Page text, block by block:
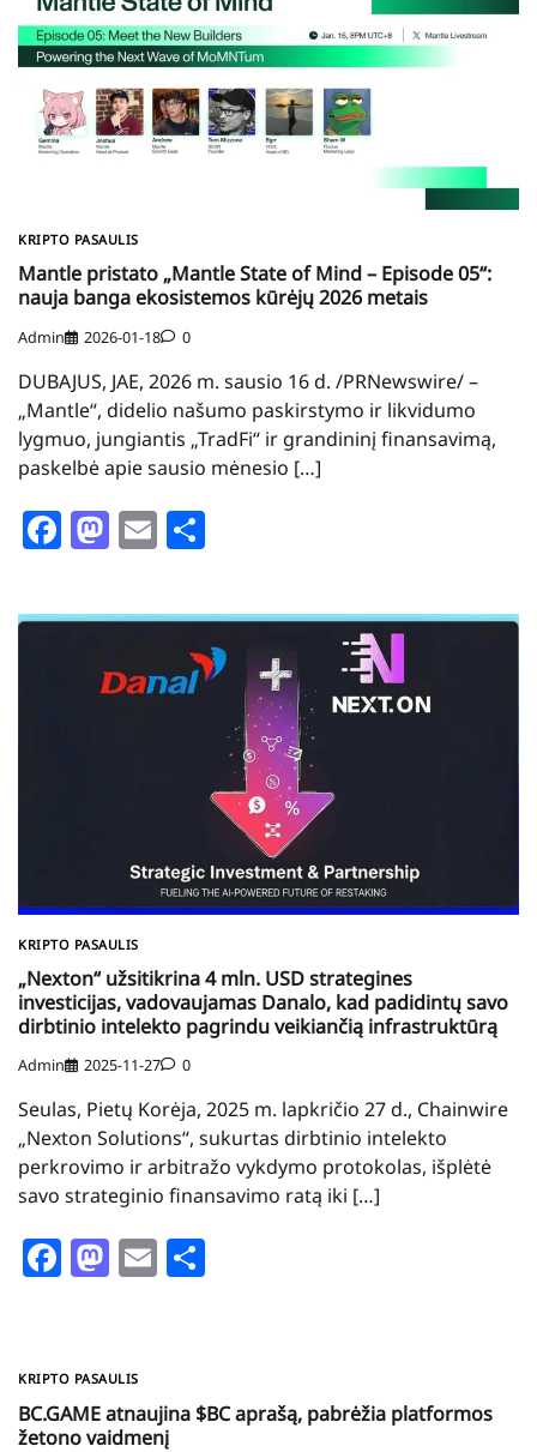
KRIPTO PASAULIS
Mantle pristato „Mantle State of Mind – Episode 05“:
nauja banga ekosistemos kūrėjų 2026 metais
Admin 2026-01-18 0
DUBAJUS, JAE, 2026 m. sausio 16 d. /PRNewswire/ –
„Mantle“, didelio našumo paskirstymo ir likvidumo
lygmuo, jungiantis „TradFi“ ir grandininį finansavimą,
paskelbė apie sausio mėnesio […]
Facebook
Mastodon
Email
KRIPTO PASAULIS
„Nexton“ užsitikrina 4 mln. USD strategines
investicijas, vadovaujamas Danalo, kad padidintų savo
dirbtinio intelekto pagrindu veikiančią infrastruktūrą
Admin 2025-11-27 0
Seulas, Pietų Korėja, 2025 m. lapkričio 27 d., Chainwire
„Nexton Solutions“, sukurtas dirbtinio intelekto
perkrovimo ir arbitražo vykdymo protokolas, išplėtė
savo strateginio finansavimo ratą iki […]
Facebook
Mastodon
Email
KRIPTO PASAULIS
BC.GAME atnaujina $BC aprašą, pabrėžia platformos
žetono vaidmenį